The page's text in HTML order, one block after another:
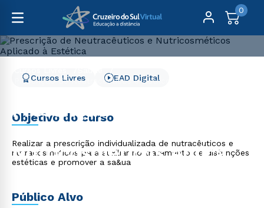
0
Prescrição de Neutracêuticos e Nutricosméticos Aplicado
Prescrição de
Neutracêuticos e
Nutricosméticos Aplicado
à Estética
Cursos Livres EAD Digital
Objetivo do curso
Realizar a prescrição individualizada de nutracêuticos e
nutracósmeticos para auxiliar no tratamento de disfunções
estéticas e promover a sa&ua
Público Alvo